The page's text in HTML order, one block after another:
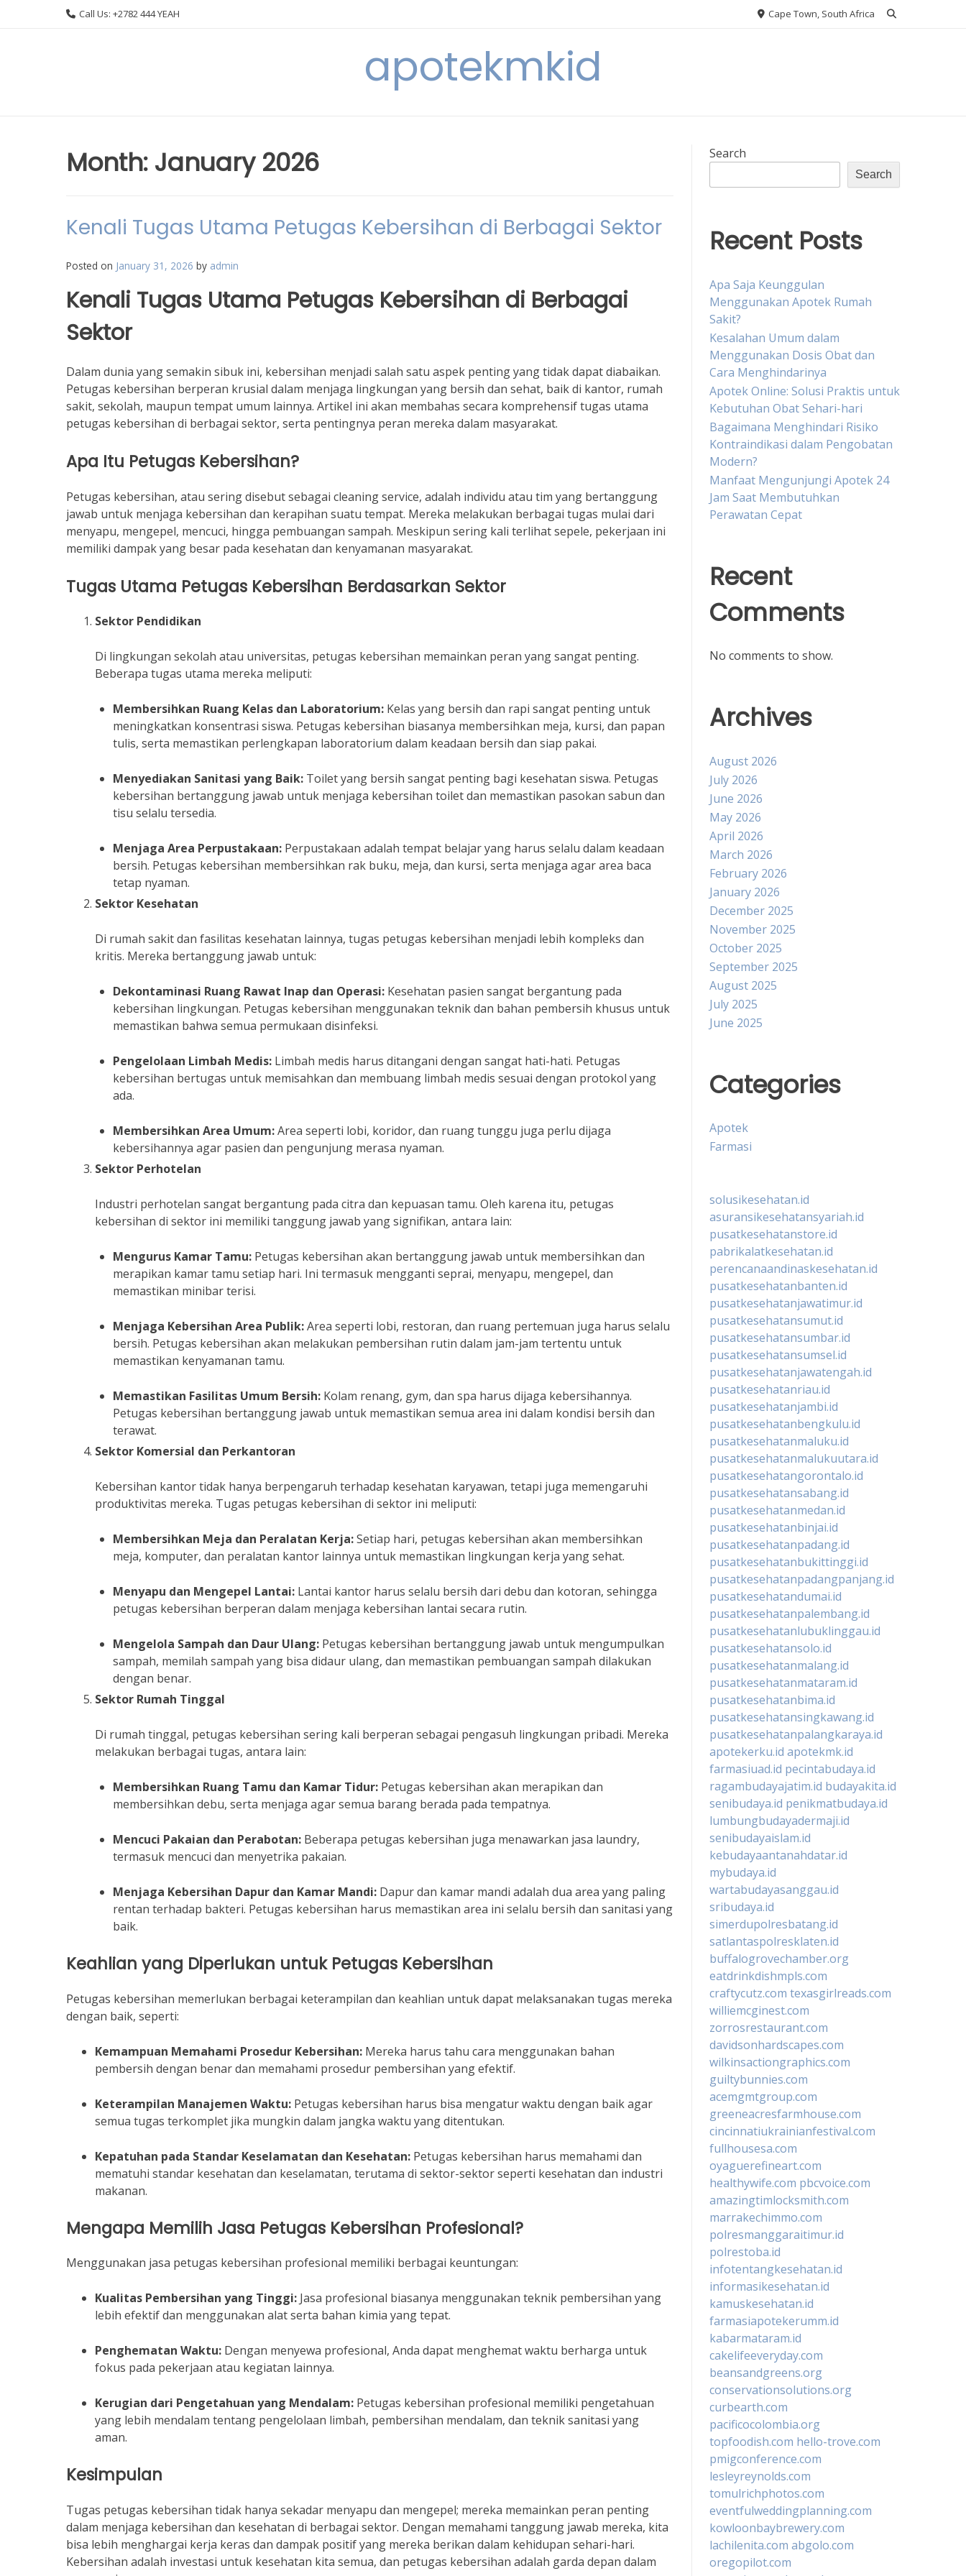
Call Us: +2782 444 YEAH Cape Town, South Africa
apotekmkid
Month: January 2026
Kenali Tugas Utama Petugas Kebersihan di Berbagai Sektor
Posted on January 31, 2026 by admin
Kenali Tugas Utama Petugas Kebersihan di Berbagai
Sektor
Dalam dunia yang semakin sibuk ini, kebersihan menjadi salah satu aspek penting yang tidak dapat diabaikan.
Petugas kebersihan berperan krusial dalam menjaga lingkungan yang bersih dan sehat, baik di kantor, rumah
sakit, sekolah, maupun tempat umum lainnya. Artikel ini akan membahas secara komprehensif tugas utama
petugas kebersihan di berbagai sektor, serta pentingnya peran mereka dalam masyarakat.
Apa Itu Petugas Kebersihan?
Petugas kebersihan, atau sering disebut sebagai cleaning service, adalah individu atau tim yang bertanggung
jawab untuk menjaga kebersihan dan kerapihan suatu tempat. Mereka melakukan berbagai tugas mulai dari
menyapu, mengepel, mencuci, hingga pembuangan sampah. Meskipun sering kali terlihat sepele, pekerjaan ini
memiliki dampak yang besar pada kesehatan dan kenyamanan masyarakat.
Tugas Utama Petugas Kebersihan Berdasarkan Sektor
Sektor Pendidikan
Di lingkungan sekolah atau universitas, petugas kebersihan memainkan peran yang sangat penting.
Beberapa tugas utama mereka meliputi:
Membersihkan Ruang Kelas dan Laboratorium: Kelas yang bersih dan rapi sangat penting untuk
meningkatkan konsentrasi siswa. Petugas kebersihan biasanya membersihkan meja, kursi, dan papan
tulis, serta memastikan perlengkapan laboratorium dalam keadaan bersih dan siap pakai.
Menyediakan Sanitasi yang Baik: Toilet yang bersih sangat penting bagi kesehatan siswa. Petugas
kebersihan bertanggung jawab untuk menjaga kebersihan toilet dan memastikan pasokan sabun dan
tisu selalu tersedia.
Menjaga Area Perpustakaan: Perpustakaan adalah tempat belajar yang harus selalu dalam keadaan
bersih. Petugas kebersihan membersihkan rak buku, meja, dan kursi, serta menjaga agar area baca
tetap nyaman.
Sektor Kesehatan
Di rumah sakit dan fasilitas kesehatan lainnya, tugas petugas kebersihan menjadi lebih kompleks dan
kritis. Mereka bertanggung jawab untuk:
Dekontaminasi Ruang Rawat Inap dan Operasi: Kesehatan pasien sangat bergantung pada
kebersihan lingkungan. Petugas kebersihan menggunakan teknik dan bahan pembersih khusus untuk
memastikan bahwa semua permukaan disinfeksi.
Pengelolaan Limbah Medis: Limbah medis harus ditangani dengan sangat hati-hati. Petugas
kebersihan bertugas untuk memisahkan dan membuang limbah medis sesuai dengan protokol yang
ada.
Membersihkan Area Umum:Area seperti lobi, koridor, dan ruang tunggu juga perlu dijaga
kebersihannya agar pasien dan pengunjung merasa nyaman.
Sektor Perhotelan
Industri perhotelan sangat bergantung pada citra dan kepuasan tamu. Oleh karena itu, petugas
kebersihan di sektor ini memiliki tanggung jawab yang signifikan, antara lain:
Mengurus Kamar Tamu: Petugas kebersihan akan bertanggung jawab untuk membersihkan dan
merapikan kamar tamu setiap hari. Ini termasuk mengganti seprai, menyapu, mengepel, dan
memastikan minibar terisi.
Menjaga Kebersihan Area Publik:Area seperti lobi, restoran, dan ruang pertemuan juga harus selalu
bersih. Petugas kebersihan akan melakukan pembersihan rutin dalam jam-jam tertentu untuk
memastikan kenyamanan tamu.
Memastikan Fasilitas Umum Bersih: Kolam renang, gym, dan spa harus dijaga kebersihannya.
Petugas kebersihan bertanggung jawab untuk memastikan semua area ini dalam kondisi bersih dan
terawat.
Sektor Komersial dan Perkantoran
Kebersihan kantor tidak hanya berpengaruh terhadap kesehatan karyawan, tetapi juga memengaruhi
produktivitas mereka. Tugas petugas kebersihan di sektor ini meliputi:
Membersihkan Meja dan Peralatan Kerja:Setiap hari, petugas kebersihan akan membersihkan
meja, komputer, dan peralatan kantor lainnya untuk memastikan lingkungan kerja yang sehat.
Menyapu dan Mengepel Lantai: Lantai kantor harus selalu bersih dari debu dan kotoran, sehingga
petugas kebersihan berperan dalam menjaga kebersihan lantai secara rutin.
Mengelola Sampah dan Daur Ulang: Petugas kebersihan bertanggung jawab untuk mengumpulkan
sampah, memilah sampah yang bisa didaur ulang, dan memastikan pembuangan sampah dilakukan
dengan benar.
Sektor Rumah Tinggal
Di rumah tinggal, petugas kebersihan sering kali berperan sebagai pengasuh lingkungan pribadi. Mereka
melakukan berbagai tugas, antara lain:
Membersihkan Ruang Tamu dan Kamar Tidur: Petugas kebersihan akan merapikan dan
membersihkan debu, serta menjaga agar semua barang berada pada tempatnya.
Mencuci Pakaian dan Perabotan: Beberapa petugas kebersihan juga menawarkan jasa laundry,
termasuk mencuci dan menyetrika pakaian.
Menjaga Kebersihan Dapur dan Kamar Mandi: Dapur dan kamar mandi adalah dua area yang paling
rentan terhadap bakteri. Petugas kebersihan harus memastikan area ini selalu bersih dan sanitasi yang
baik.
Keahlian yang Diperlukan untuk Petugas Kebersihan
Petugas kebersihan memerlukan berbagai keterampilan dan keahlian untuk dapat melaksanakan tugas mereka
dengan baik, seperti:
Kemampuan Memahami Prosedur Kebersihan: Mereka harus tahu cara menggunakan bahan
pembersih dengan benar dan memahami prosedur pembersihan yang efektif.
Keterampilan Manajemen Waktu: Petugas kebersihan harus bisa mengatur waktu dengan baik agar
semua tugas terkomplet jika mungkin dalam jangka waktu yang ditentukan.
Kepatuhan pada Standar Keselamatan dan Kesehatan: Petugas kebersihan harus memahami dan
mematuhi standar kesehatan dan keselamatan, terutama di sektor-sektor seperti kesehatan dan industri
makanan.
Mengapa Memilih Jasa Petugas Kebersihan Profesional?
Menggunakan jasa petugas kebersihan profesional memiliki berbagai keuntungan:
Kualitas Pembersihan yang Tinggi: Jasa profesional biasanya menggunakan teknik pembersihan yang
lebih efektif dan menggunakan alat serta bahan kimia yang tepat.
Penghematan Waktu: Dengan menyewa profesional, Anda dapat menghemat waktu berharga untuk
fokus pada pekerjaan atau kegiatan lainnya.
Kerugian dari Pengetahuan yang Mendalam: Petugas kebersihan profesional memiliki pengetahuan
yang lebih mendalam tentang pengelolaan limbah, pembersihan mendalam, dan teknik sanitasi yang
aman.
Kesimpulan
Tugas petugas kebersihan tidak hanya sekadar menyapu dan mengepel; mereka memainkan peran penting
dalam menjaga kebersihan dan kesehatan di berbagai sektor. Dengan memahami tanggung jawab mereka, kita
bisa lebih menghargai kerja keras dan dampak positif yang mereka berikan dalam kehidupan sehari-hari.
Kebersihan adalah investasi untuk kesehatan kita semua, dan petugas kebersihan adalah garda depan dalam
Search
Search
Recent Posts
Apa Saja Keunggulan
Menggunakan Apotek Rumah
Sakit?
Kesalahan Umum dalam
Menggunakan Dosis Obat dan
Cara Menghindarinya
Apotek Online: Solusi Praktis untuk
Kebutuhan Obat Sehari-hari
Bagaimana Menghindari Risiko
Kontraindikasi dalam Pengobatan
Modern?
Manfaat Mengunjungi Apotek 24
Jam Saat Membutuhkan
Perawatan Cepat
Recent
Comments
No comments to show.
Archives
August 2026
July 2026
June 2026
May 2026
April 2026
March 2026
February 2026
January 2026
December 2025
November 2025
October 2025
September 2025
August 2025
July 2025
June 2025
Categories
Apotek
Farmasi
solusikesehatan.id
asuransikesehatansyariah.id
pusatkesehatanstore.id
pabrikalatkesehatan.id
perencanaandinaskesehatan.id
pusatkesehatanbanten.id
pusatkesehatanjawatimur.id
pusatkesehatansumut.id
pusatkesehatansumbar.id
pusatkesehatansumsel.id
pusatkesehatanjawatengah.id
pusatkesehatanriau.id
pusatkesehatanjambi.id
pusatkesehatanbengkulu.id
pusatkesehatanmaluku.id
pusatkesehatanmalukuutara.id
pusatkesehatangorontalo.id
pusatkesehatansabang.id
pusatkesehatanmedan.id
pusatkesehatanbinjai.id
pusatkesehatanpadang.id
pusatkesehatanbukittinggi.id
pusatkesehatanpadangpanjang.id
pusatkesehatandumai.id
pusatkesehatanpalembang.id
pusatkesehatanlubuklinggau.id
pusatkesehatansolo.id
pusatkesehatanmalang.id
pusatkesehatanmataram.id
pusatkesehatanbima.id
pusatkesehatansingkawang.id
pusatkesehatanpalangkaraya.id
apotekerku.id apotekmk.id
farmasiuad.id pecintabudaya.id
ragambudayajatim.id budayakita.id
senibudaya.id penikmatbudaya.id
lumbungbudayadermaji.id
senibudayaislam.id
kebudayaantanahdatar.id
mybudaya.id
wartabudayasanggau.id
sribudaya.id
simerdupolresbatang.id
satlantaspolresklaten.id
buffalogrovechamber.org
eatdrinkdishmpls.com
craftycutz.com texasgirlreads.com
williemcginest.com
zorrosrestaurant.com
davidsonhardscapes.com
wilkinsactiongraphics.com
guiltybunnies.com
acemgmtgroup.com
greeneacresfarmhouse.com
cincinnatiukrainianfestival.com
fullhousesa.com
oyaguerefineart.com
healthywife.com pbcvoice.com
amazingtimlocksmith.com
marrakechimmo.com
polresmanggaraitimur.id
polrestoba.id
infotentangkesehatan.id
informasikesehatan.id
kamuskesehatan.id
farmasiapotekerumm.id
kabarmataram.id
cakelifeeveryday.com
beansandgreens.org
conservationsolutions.org
curbearth.com
pacificocolombia.org
topfoodish.com hello-trove.com
pmigconference.com
lesleyreynolds.com
tomulrichphotos.com
eventfulweddingplanning.com
kowloonbaybrewery.com
lachilenita.com abgolo.com
oregopilot.com